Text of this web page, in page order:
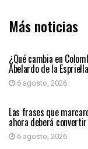
Más noticias
¿Qué cambia en
Abelardo de la
6 agosto, 2026
PRIMER PLANO
Las frases que
ahora deberá
6 agosto, 2026